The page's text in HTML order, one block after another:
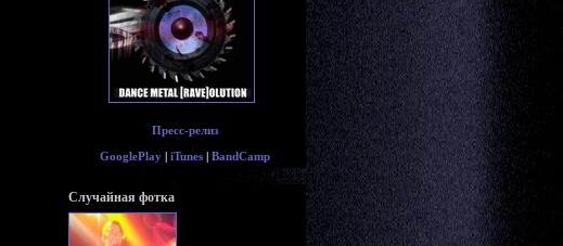
Пресс-релиз
GooglePlay| iTunes| BandCamp
Случайная фотка